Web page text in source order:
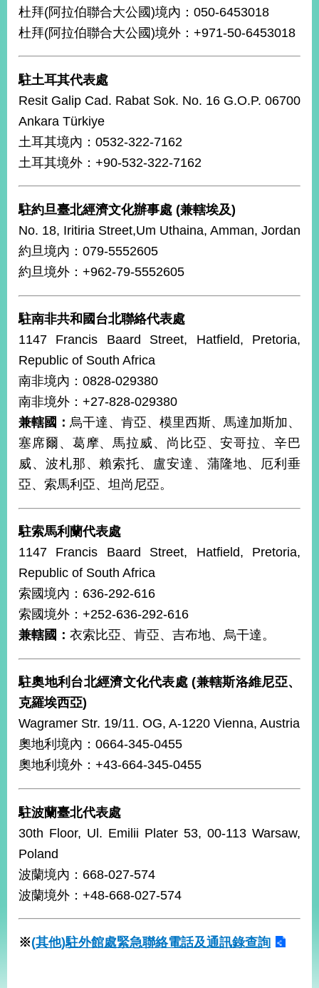
際
傳
播
府
資
訊
公
開
服
本
部
關
網
長
信
箱
絲
專
頁
LINEInstagram
X平台
(原推特)
APPYouTube
RSS
政
網
站
資
料
開
告
私
權
保
護
及
資
訊
安
全
策
礙
杜拜(阿拉伯聯合大公國)境內：050-6453018
杜拜(阿拉伯聯合大公國)境外：+971-50-6453018
駐土耳其代表處
Resit Galip Cad. Rabat Sok. No. 16 G.O.P. 06700
Ankara Türkiye
土耳其境內：0532-322-7162
土耳其境外：+90-532-322-7162
駐約旦臺北經濟文化辦事處 (兼轄埃及)
No. 18, Iritiria Street,Um Uthaina, Amman, Jordan
約旦境內：079-5552605
約旦境外：+962-79-5552605
駐南非共和國台北聯絡代表處
1147 Francis Baard Street, Hatfield, Pretoria,
Republic of South Africa
南非境內：0828-029380
南非境外：+27-828-029380
兼轄國： 烏干達、肯亞、模里西斯、馬達加斯加、
塞席爾、葛摩、馬拉威、尚比亞、安哥拉、辛巴
威、波札那、賴索托、盧安達、蒲隆地、厄利垂
亞、索馬利亞、坦尚尼亞。
駐索馬利蘭代表處
1147 Francis Baard Street, Hatfield, Pretoria,
Republic of South Africa
索國境內：636-292-616
索國境外：+252-636-292-616
兼轄國： 衣索比亞、肯亞、吉布地、烏干達。
駐奧地利台北經濟文化代表處 (兼轄斯洛維尼亞、
克羅埃西亞)
Wagramer Str. 19/11. OG, A-1220 Vienna, Austria
奧地利境內：0664-345-0455
奧地利境外：+43-664-345-0455
駐波蘭臺北代表處
30th Floor, Ul. Emilii Plater 53, 00-113 Warsaw,
Poland
波蘭境內：668-027-574
波蘭境外：+48-668-027-574
※(其他)駐外館處緊急聯絡電話及通訊錄查詢